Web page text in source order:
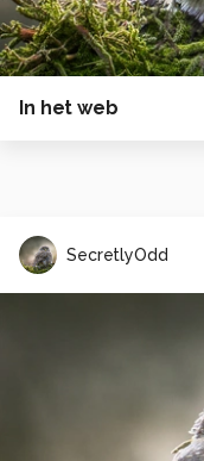
In het web
SecretlyOdd